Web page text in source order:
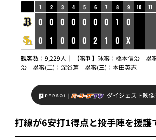
1 2 3 4 5 6 7 8 9 10 11
0 0 0 0 0 0 0 1
0
0
1 0 0 0 2 1 0 X
観客数：9,229人｜ 【審判】球審：橋本信治 塁
治 塁審(二)：深谷篤 塁審(三)：本田英志
ダイジェスト映像
打線が6安打1得点と投手陣を援護